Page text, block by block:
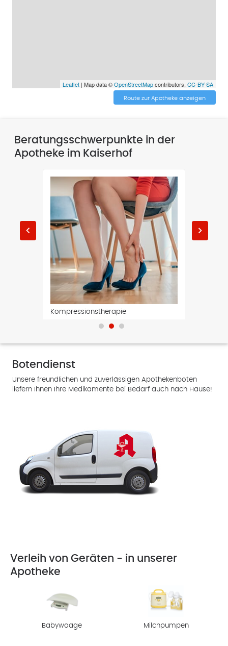
Leaflet| Map data ©OpenStreetMapcontributors, CC-BY-SA
Route zur Apotheke anzeigen
Beratungsschwerpunkte in der
Apotheke im Kaiserhof
keyboard_arrow_left
Kompressionstherapie
keyboard_arrow_right
Botendienst
Unsere freundlichen und zuverlässigen Apothekenboten
liefern Ihnen Ihre Medikamente bei Bedarf auch nach Hause!
Verleih von Geräten - in unserer
Apotheke
Babywaage Milchpumpen